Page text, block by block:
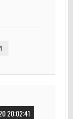
20:02:41